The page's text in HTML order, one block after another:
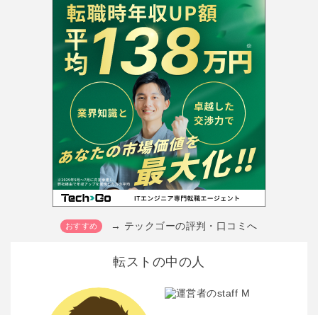
→ テックゴーの評判・口コミへ
転ストの中の人